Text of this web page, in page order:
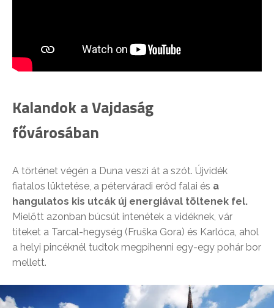
Kalandok a Vajdaság
fővárosában
A történet végén a Duna veszi át a szót. Újvidék
fiatalos lüktetése, a péterváradi erőd falai és a
hangulatos kis utcák új energiával töltenek fel.
Mielőtt azonban búcsút intenétek a vidéknek, vár
titeket a Tarcal-hegység (Fruška Gora) és Karlóca, ahol
a helyi pincéknél tudtok megpihenni egy-egy pohár bor
mellett.